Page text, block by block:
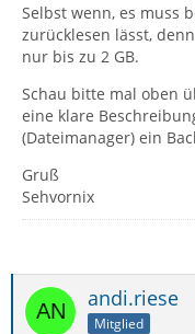
Selbst wenn, es muss
zurücklesen lässt,
nur bis zu 2 GB.
Schau bitte mal oben
eine klare
(Dateimanager) ein
Gruß
Sehvornix
andi.riese
Mitglied